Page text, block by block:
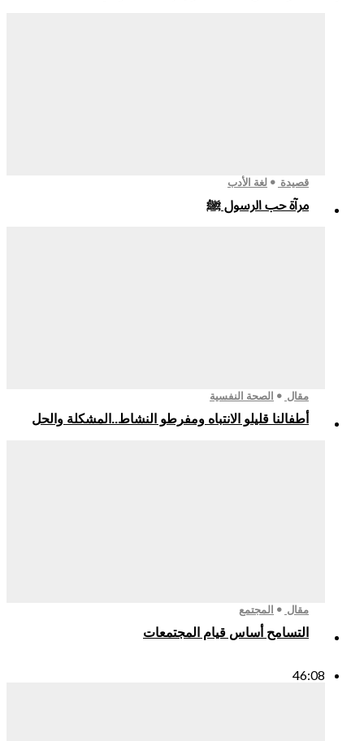
لغة الأدب
مرآة حب الرسول ﷺ
الصحة النفسية
أطفالنا قليلو الانتباه ومفرطو النشاط..المشكلة والحل
المجتمع
التسامح أساس قيام المجتمعات
46:08